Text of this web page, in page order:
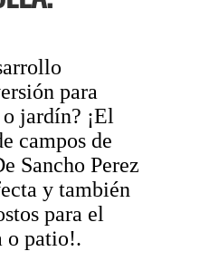
para
jardín? ¡El
campos de
Sancho Perez
y también
para el
o patio!.